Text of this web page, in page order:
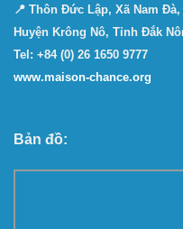
📍 Thôn Đức Lập, Xã Nam
Huyện Krông Nô, Tỉnh Đắk
Tel: +84 (0) 26 1650 9777
www.maison-chance.org
Bản đồ: